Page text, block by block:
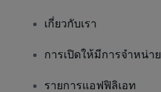
เกี่ยวกับเรา
การเปิดให้มีการจำหน่าย
รายการแอฟฟิลิเอท